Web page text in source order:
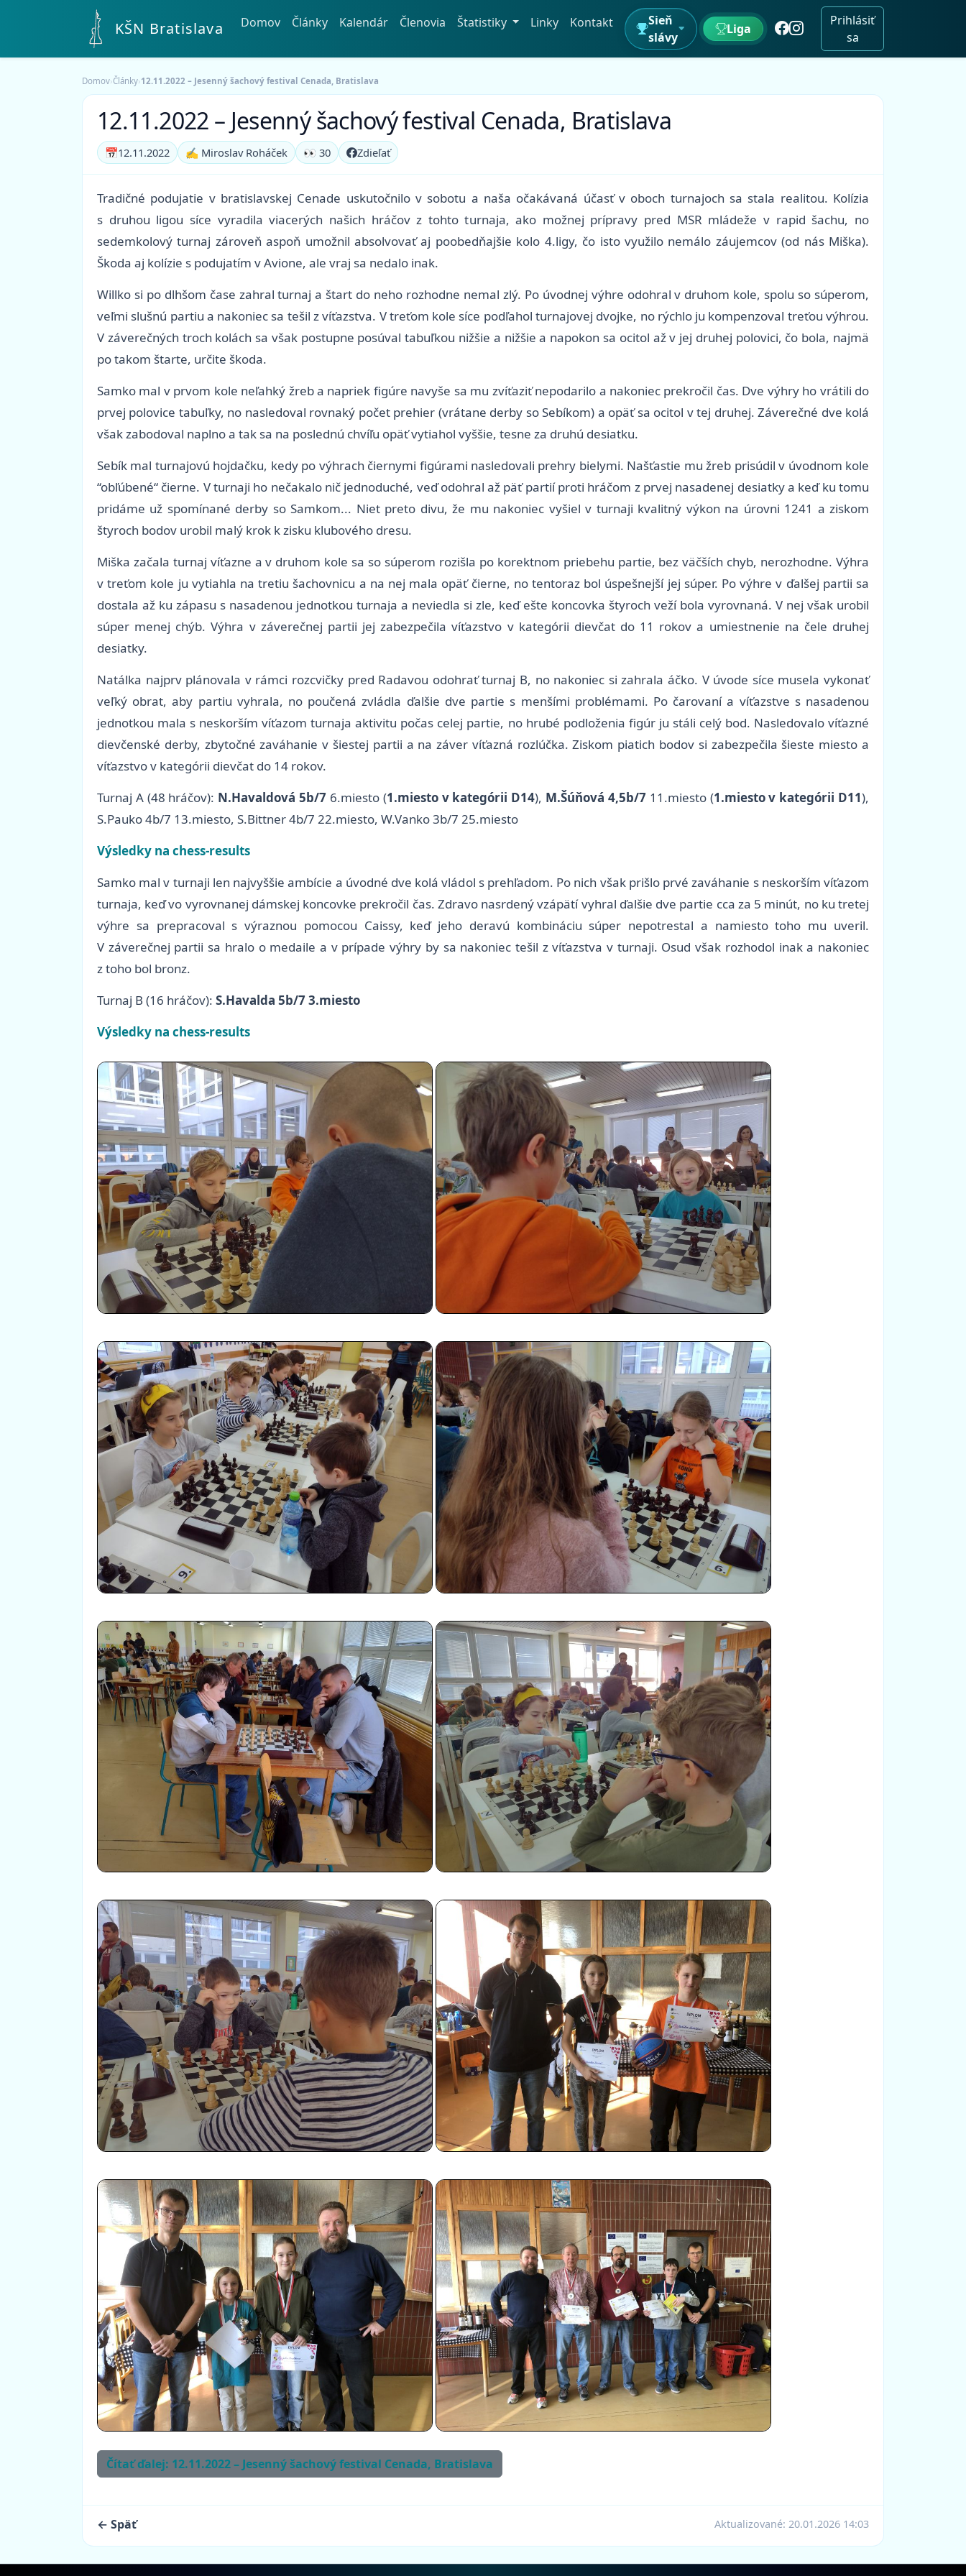
KŠN Bratislava Domov Články Kalendár Členovia Štatistiky Linky Kontakt
Sieň
slávy
Liga
Prihlásiť
sa
Domov›Články›12.11.2022 – Jesenný šachový festival Cenada, Bratislava
12.11.2022 – Jesenný šachový festival Cenada, Bratislava
📅12.11.2022 ✍️ Miroslav Roháček 👀 30 Zdieľať
Tradičné podujatie v bratislavskej Cenade uskutočnilo v sobotu a naša očakávaná účasť v oboch turnajoch sa stala realitou. Kolízia
s druhou ligou síce vyradila viacerých našich hráčov z tohto turnaja, ako možnej prípravy pred MSR mládeže v rapid šachu, no
sedemkolový turnaj zároveň aspoň umožnil absolvovať aj poobedňajšie kolo 4.ligy, čo isto využilo nemálo záujemcov (od nás Miška).
Škoda aj kolízie s podujatím v Avione, ale vraj sa nedalo inak.
Willko si po dlhšom čase zahral turnaj a štart do neho rozhodne nemal zlý. Po úvodnej výhre odohral v druhom kole, spolu so súperom,
veľmi slušnú partiu a nakoniec sa tešil z víťazstva. V treťom kole síce podľahol turnajovej dvojke, no rýchlo ju kompenzoval treťou výhrou.
V záverečných troch kolách sa však postupne posúval tabuľkou nižšie a nižšie a napokon sa ocitol až v jej druhej polovici, čo bola, najmä
po takom štarte, určite škoda.
Samko mal v prvom kole neľahký žreb a napriek figúre navyše sa mu zvíťaziť nepodarilo a nakoniec prekročil čas. Dve výhry ho vrátili do
prvej polovice tabuľky, no nasledoval rovnaký počet prehier (vrátane derby so Sebíkom) a opäť sa ocitol v tej druhej. Záverečné dve kolá
však zabodoval naplno a tak sa na poslednú chvíľu opäť vytiahol vyššie, tesne za druhú desiatku.
Sebík mal turnajovú hojdačku, kedy po výhrach čiernymi figúrami nasledovali prehry bielymi. Našťastie mu žreb prisúdil v úvodnom kole
“obľúbené“ čierne. V turnaji ho nečakalo nič jednoduché, veď odohral až päť partií proti hráčom z prvej nasadenej desiatky a keď ku tomu
pridáme už spomínané derby so Samkom... Niet preto divu, že mu nakoniec vyšiel v turnaji kvalitný výkon na úrovni 1241 a ziskom
štyroch bodov urobil malý krok k zisku klubového dresu.
Miška začala turnaj víťazne a v druhom kole sa so súperom rozišla po korektnom priebehu partie, bez väčších chyb, nerozhodne. Výhra
v treťom kole ju vytiahla na tretiu šachovnicu a na nej mala opäť čierne, no tentoraz bol úspešnejší jej súper. Po výhre v ďalšej partii sa
dostala až ku zápasu s nasadenou jednotkou turnaja a neviedla si zle, keď ešte koncovka štyroch veží bola vyrovnaná. V nej však urobil
súper menej chýb. Výhra v záverečnej partii jej zabezpečila víťazstvo v kategórii dievčat do 11 rokov a umiestnenie na čele druhej
desiatky.
Natálka najprv plánovala v rámci rozcvičky pred Radavou odohrať turnaj B, no nakoniec si zahrala áčko. V úvode síce musela vykonať
veľký obrat, aby partiu vyhrala, no poučená zvládla ďalšie dve partie s menšími problémami. Po čarovaní a víťazstve s nasadenou
jednotkou mala s neskorším víťazom turnaja aktivitu počas celej partie, no hrubé podloženia figúr ju stáli celý bod. Nasledovalo víťazné
dievčenské derby, zbytočné zaváhanie v šiestej partii a na záver víťazná rozlúčka. Ziskom piatich bodov si zabezpečila šieste miesto a
víťazstvo v kategórii dievčat do 14 rokov.
Turnaj A (48 hráčov): N.Havaldová 5b/7 6.miesto (1.miesto v kategórii D14), M.Šúňová 4,5b/711.miesto (1.miesto v kategórii D11),
S.Pauko 4b/7 13.miesto, S.Bittner 4b/7 22.miesto, W.Vanko 3b/7 25.miesto
Výsledky na chess-results
Samko mal v turnaji len najvyššie ambície a úvodné dve kolá vládol s prehľadom. Po nich však prišlo prvé zaváhanie s neskorším víťazom
turnaja, keď vo vyrovnanej dámskej koncovke prekročil čas. Zdravo nasrdený vzápätí vyhral ďalšie dve partie cca za 5 minút, no ku tretej
výhre sa prepracoval s výraznou pomocou Caissy, keď jeho deravú kombináciu súper nepotrestal a namiesto toho mu uveril.
V záverečnej partii sa hralo o medaile a v prípade výhry by sa nakoniec tešil z víťazstva v turnaji. Osud však rozhodol inak a nakoniec
z toho bol bronz.
Turnaj B (16 hráčov): S.Havalda 5b/7 3.miesto
Výsledky na chess-results
Čítať ďalej: 12.11.2022 – Jesenný šachový festival Cenada, Bratislava
← Späť Aktualizované: 20.01.2026 14:03